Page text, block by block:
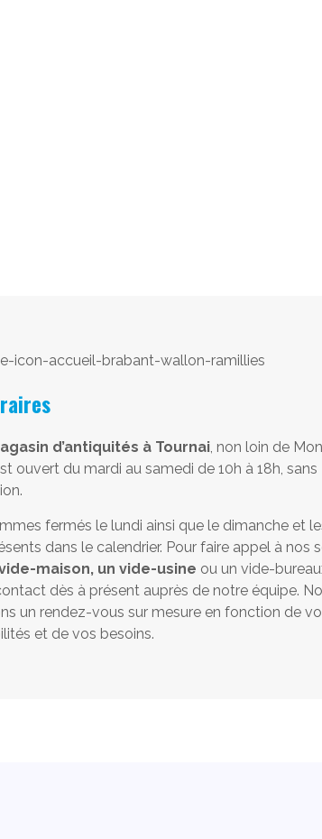
d’antiquités à Tournai, non loin de
ouvert du mardi au samedi de 10h à 18h, sans
fermés le lundi ainsi que le dimanche et
dans le calendrier. Pour faire appel à nos
maison, un vide-usine ou un vide-
dès à présent auprès de notre équipe.
un rendez-vous sur mesure en fonction de
et de vos besoins.